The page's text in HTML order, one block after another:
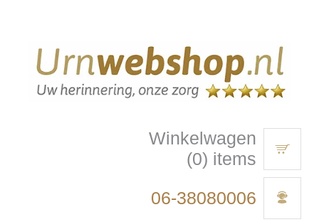
Winkelwagen
(0) items
06-38080006